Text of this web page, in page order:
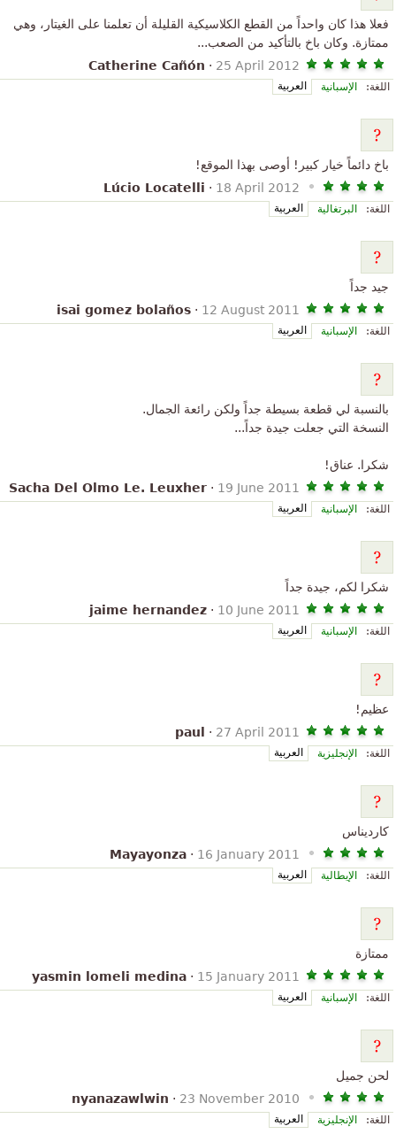
فعلا هذا كان واحداً من القطع الكلاسيكية القليلة أن تعلمنا على الغيتار، وهي
ممتازة. وكان باخ بالتأكيد من الصعب...
Catherine Cañón · 25 April 2012
اللغة: الإسبانية العربية
باخ دائماً خيار كبير! أوصى بهذا الموقع!
Lúcio Locatelli · 18 April 2012
اللغة: البرتغالية العربية
جيد جداً
isai gomez bolaños · 12 August 2011
اللغة: الإسبانية العربية
بالنسبة لي قطعة بسيطة جداً ولكن رائعة الجمال.
النسخة التي جعلت جيدة جداً...
شكرا. عناق!
Sacha Del Olmo Le. Leuxher · 19 June 2011
اللغة: الإسبانية العربية
شكرا لكم، جيدة جداً
jaime hernandez · 10 June 2011
اللغة: الإسبانية العربية
عظيم!
paul
· 27 April 2011
اللغة: الإنجليزية العربية
كارديناس
Mayayonza · 16 January 2011
اللغة: الإيطالية العربية
ممتازة
yasmin lomeli medina · 15 January 2011
اللغة: الإسبانية العربية
لحن جميل
nyanazawlwin · 23 November 2010
اللغة: الإنجليزية العربية